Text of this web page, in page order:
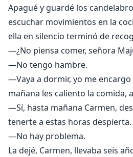
Apagué y guardé los
escuchar movimientos en la
ella en silencio terminó de
—¿No piensa comer, señora
—No tengo hambre.
—Vaya a dormir, yo me
mañana les caliento la comida,
—Sí, hasta mañana Carmen,
tenerte a estas horas despierta.
—No hay problema.
La dejé, Carmen, llevaba seis